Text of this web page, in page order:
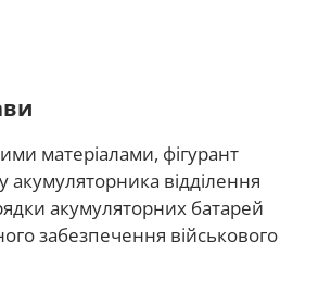
матеріалами, фігурант
акумуляторника відділення
акумуляторних батарей
забезпечення військового